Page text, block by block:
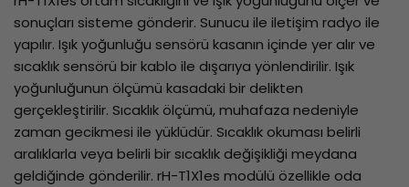
sonuçları sisteme gönderir. Sunucu ile iletişim radyo ile
yapılır. Işık yoğunluğu sensörü kasanın içinde yer alır ve
sıcaklık sensörü bir kablo ile dışarıya yönlendirilir. Işık
yoğunluğunun ölçümü kasadaki bir delikten
gerçekleştirilir. Sıcaklık ölçümü, muhafaza nedeniyle
zaman gecikmesi ile yüklüdür. Sıcaklık okuması belirli
aralıklarla veya belirli bir sıcaklık değişikliği meydana
geldiğinde gönderilir. rH-T1X1es modülü özellikle oda